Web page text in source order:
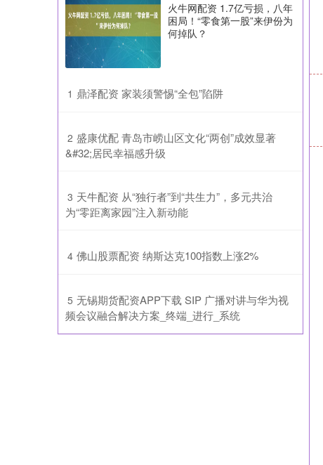
火牛网配资 1.7亿亏损，八年
困局！“零食第一股”来伊份为
何掉队？
1 ​鼎泽配资 家装须警惕“全包”陷阱
2 ​盛康优配 青岛市崂山区文化“两创”成效显著
&#32;居民幸福感升级
3 ​天牛配资 从“独行者”到“共生力”，多元共治
为“零距离家园”注入新动能
4 ​佛山股票配资 纳斯达克100指数上涨2%
5 ​无锡期货配资APP下载 SIP 广播对讲与华为视
频会议融合解决方案_终端_进行_系统